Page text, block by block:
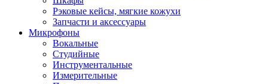
Рэковые кейсы, мягкие кожухи
Запчасти и аксессуары
Микрофоны
Вокальные
Студийные
Инструментальные
Измерительные